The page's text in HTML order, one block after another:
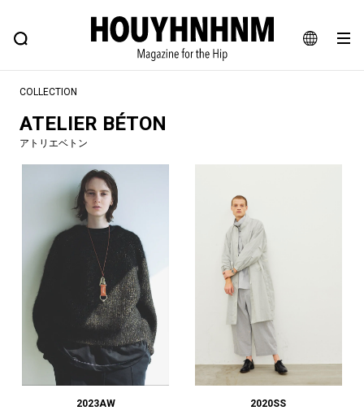
JA
FEATURE BLOG SNAP
ヒップなファッション、カルチャー、ライフスタイルWEBマガジン
#SHOPPING ADDICT
#ESSENTIAL DESIGNS #古着サミット
#NEW VINTAGE #マイナーグッド図鑑
#路地裏てぃーん。 #MONTHLY JOURNAL
#GH 銘品の所以 #フイナムのYouTube
#Commune H #FOCUS IT #AH.H
#ととけん #FASHION #MUSIC #MOVIE
#LIFESTYLE #SNEAKER #OUTDOOR
COLLECTION
ATELIER BÉTON
アトリエベトン
2023AW 2020SS